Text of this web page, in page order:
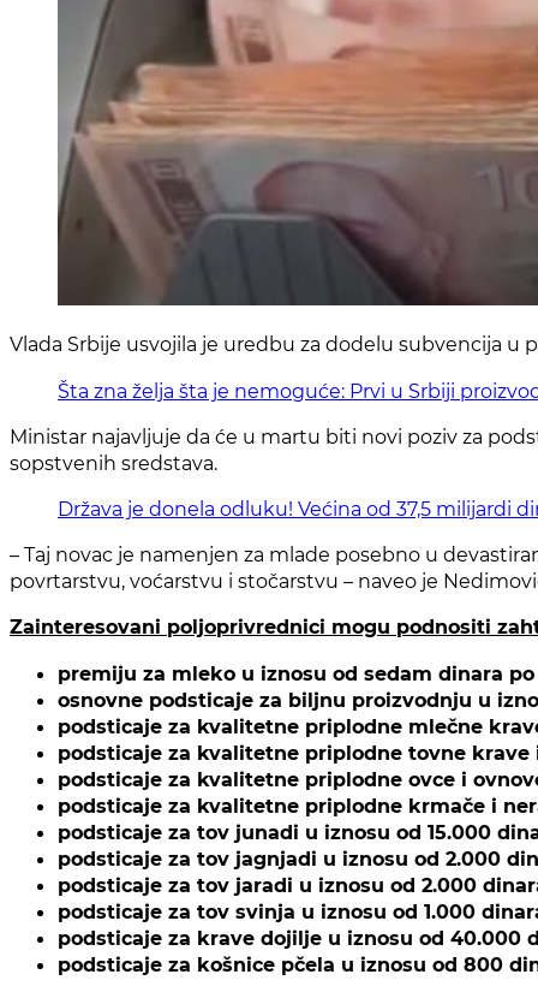
Vlada Srbije usvojila je uredbu za dodelu subvencija u
Šta zna želja šta je nemoguće: Prvi u Srbiji
Ministar najavljuje da će u martu biti novi poziv za
sopstvenih sredstava.
Država je donela odluku! Većina od 37,5 milijardi
– Taj novac je namenjen za mlade posebno u
povrtarstvu, voćarstvu i stočarstvu – naveo je
Zainteresovani poljoprivrednici mogu podnositi
premiju za mleko u iznosu od sedam dinara
osnovne podsticaje za biljnu proizvodnju u
podsticaje za kvalitetne priplodne mlečne
podsticaje za kvalitetne priplodne tovne
podsticaje za kvalitetne priplodne ovce i
podsticaje za kvalitetne priplodne krmače i
podsticaje za tov junadi u iznosu od 15.000
podsticaje za tov jagnjadi u iznosu od 2.000
podsticaje za tov jaradi u iznosu od 2.000
podsticaje za tov svinja u iznosu od 1.000
podsticaje za krave dojilje u iznosu od 40.000
podsticaje za košnice pčela u iznosu od 800